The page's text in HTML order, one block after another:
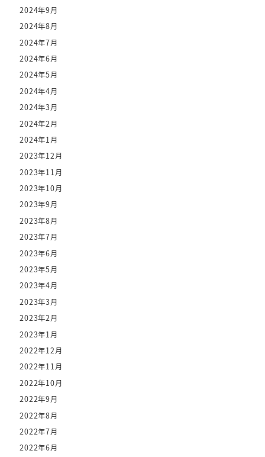
2024年9月
2024年8月
2024年7月
2024年6月
2024年5月
2024年4月
2024年3月
2024年2月
2024年1月
2023年12月
2023年11月
2023年10月
2023年9月
2023年8月
2023年7月
2023年6月
2023年5月
2023年4月
2023年3月
2023年2月
2023年1月
2022年12月
2022年11月
2022年10月
2022年9月
2022年8月
2022年7月
2022年6月